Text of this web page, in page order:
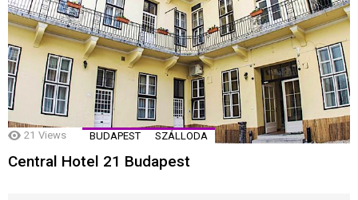
21 Views BUDAPEST SZÁLLODA
Central Hotel 21 Budapest